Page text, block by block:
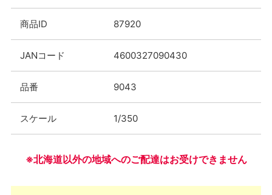
商品ID 87920
JANコード 4600327090430
品番 9043
スケール 1/350
※北海道以外の地域へのご配達はお受けできません